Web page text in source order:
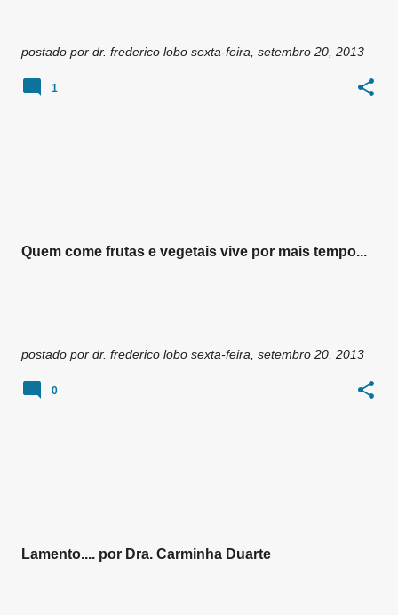
postado por dr. frederico lobo sexta-feira, setembro 20, 2013
1
Quem come frutas e vegetais vive por mais tempo...
postado por dr. frederico lobo sexta-feira, setembro 20, 2013
0
Lamento.... por Dra. Carminha Duarte